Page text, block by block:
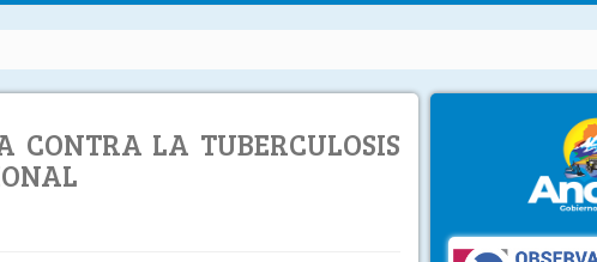
CONTRA LA TUBERCULOSIS